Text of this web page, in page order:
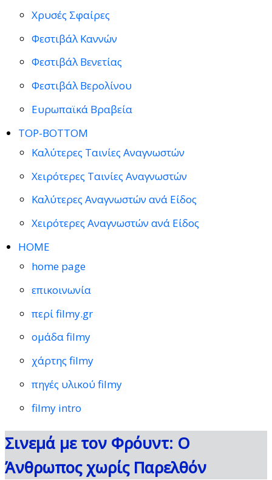
Χρυσές Σφαίρες
Φεστιβάλ Καννών
Φεστιβάλ Βενετίας
Φεστιβάλ Βερολίνου
Ευρωπαϊκά Βραβεία
TOP-BOTTOM
Καλύτερες Ταινίες Αναγνωστών
Χειρότερες Ταινίες Αναγνωστών
Καλύτερες Αναγνωστών ανά Είδος
Χειρότερες Αναγνωστών ανά Είδος
HOME
home page
επικοινωνία
περί filmy.gr
ομάδα filmy
χάρτης filmy
πηγές υλικού filmy
filmy intro
Σινεμά με τον Φρόυντ: Ο
Άνθρωπος χωρίς Παρελθόν